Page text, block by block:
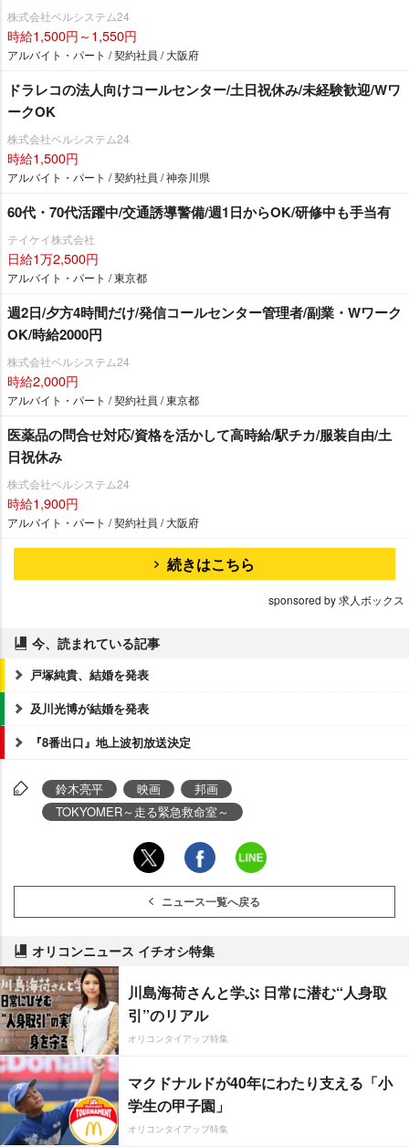
株式会社ベルシステム24
時給1,500円～1,550円
アルバイト・パート / 契約社員 / 大阪府
ドラレコの法人向けコールセンター/土日祝休み/未経験歓迎/Wワ
ークOK
株式会社ベルシステム24
時給1,500円
アルバイト・パート / 契約社員 / 神奈川県
60代・70代活躍中/交通誘導警備/週1日からOK/研修中も手当有
テイケイ株式会社
日給1万2,500円
アルバイト・パート / 東京都
週2日/夕方4時間だけ/発信コールセンター管理者/副業・Wワーク
OK/時給2000円
株式会社ベルシステム24
時給2,000円
アルバイト・パート / 契約社員 / 東京都
医薬品の問合せ対応/資格を活かして高時給/駅チカ/服装自由/土
日祝休み
株式会社ベルシステム24
時給1,900円
アルバイト・パート / 契約社員 / 大阪府
続きはこちら
sponsored by 求人ボックス
今、読まれている記事
戸塚純貴、結婚を発表
及川光博が結婚を発表
『8番出口』地上波初放送決定
鈴木亮平 映画
邦画
TOKYOMER～走る緊急救命室～
ニュース一覧へ戻る
オリコンニュース イチオシ特集
川島海荷さんと学ぶ 日常に潜む“人身取
引”のリアル
オリコンタイアップ特集
マクドナルドが40年にわたり支える「小
学生の甲子園」
オリコンタイアップ特集